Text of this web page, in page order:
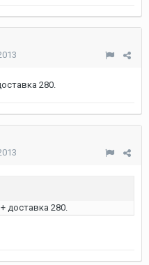
280.
доставка 280.